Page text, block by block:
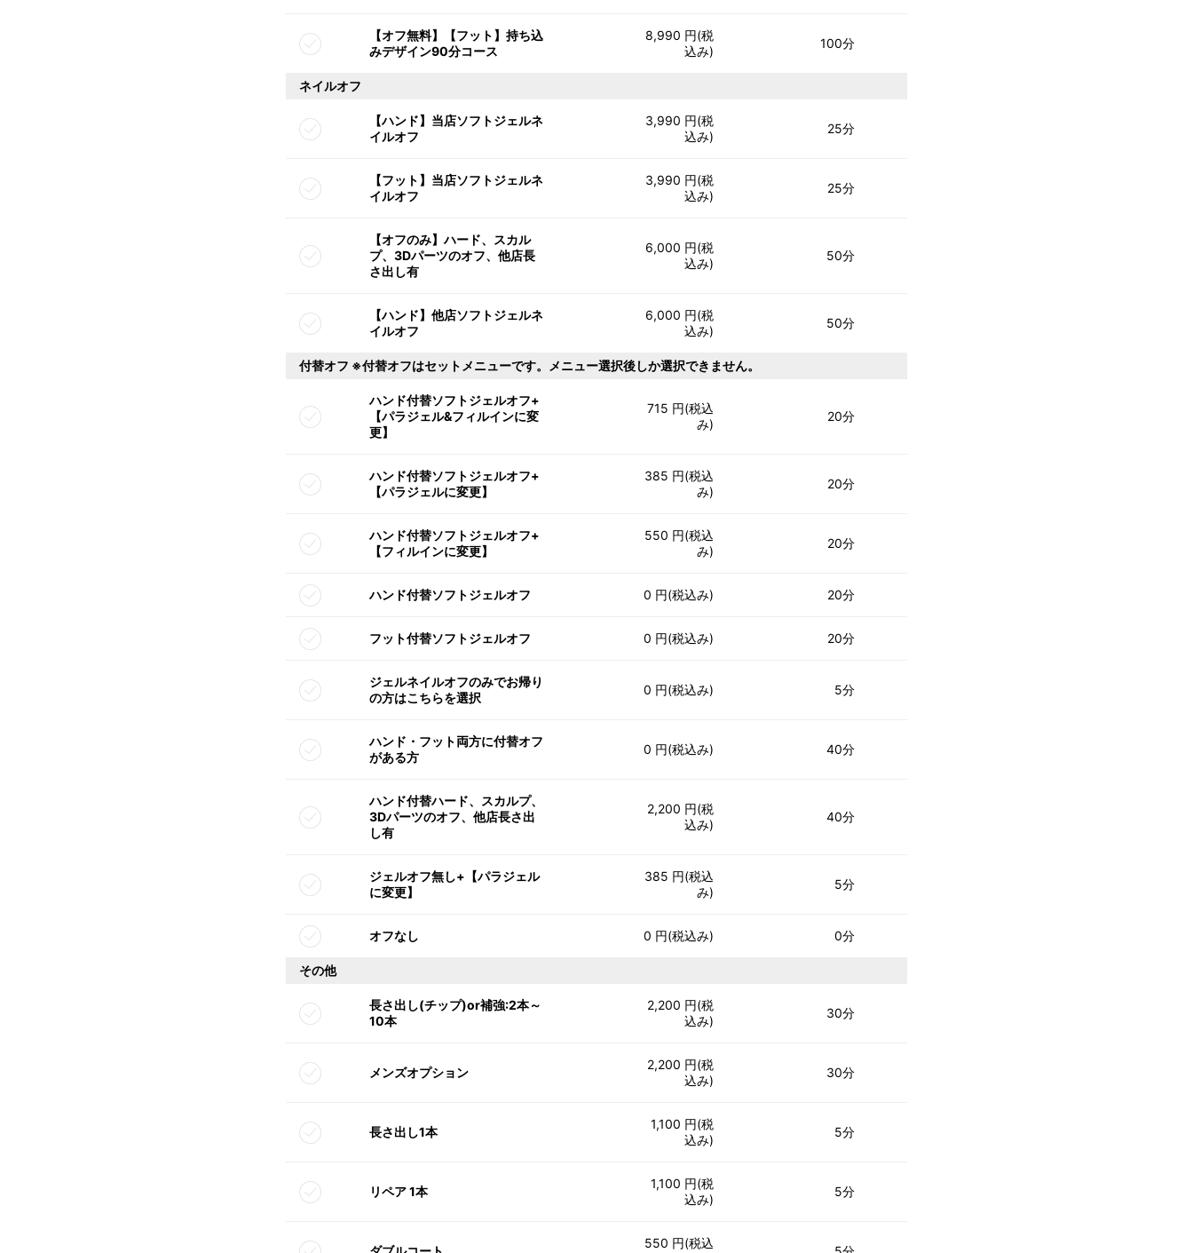
【オフ無料】【フット】持ち込
みデザイン90分コース
8,990 円(税
込み)
100分
ネイルオフ
【ハンド】当店ソフトジェルネ
イルオフ
3,990 円(税
込み)
25分
【フット】当店ソフトジェルネ
イルオフ
3,990 円(税
込み)
25分
【オフのみ】ハード、スカル
プ、3Dパーツのオフ、他店長
さ出し有
6,000 円(税
込み)
50分
【ハンド】他店ソフトジェルネ
イルオフ
6,000 円(税
込み)
50分
付替オフ ※付替オフはセットメニューです。メニュー選択後しか選択できません。
ハンド付替ソフトジェルオフ+
【パラジェル&フィルインに変
更】
715 円(税込
み)
20分
ハンド付替ソフトジェルオフ+
【パラジェルに変更】
385 円(税込
み)
20分
ハンド付替ソフトジェルオフ+
【フィルインに変更】
550 円(税込
み)
20分
ハンド付替ソフトジェルオフ 0 円(税込み) 20分
フット付替ソフトジェルオフ 0 円(税込み) 20分
ジェルネイルオフのみでお帰り
の方はこちらを選択
0 円(税込み) 5分
ハンド・フット両方に付替オフ
がある方
0 円(税込み) 40分
ハンド付替ハード、スカルプ、
3Dパーツのオフ、他店長さ出
し有
2,200 円(税
込み)
40分
ジェルオフ無し+【パラジェル
に変更】
385 円(税込
み)
5分
オフなし 0 円(税込み) 0分
その他
長さ出し(チップ)or補強:2本～
10本
2,200 円(税
込み)
30分
メンズオプション
2,200 円(税
込み)
30分
長さ出し1本
1,100 円(税
込み)
5分
リペア 1本
1,100 円(税
込み)
5分
550 円(税込